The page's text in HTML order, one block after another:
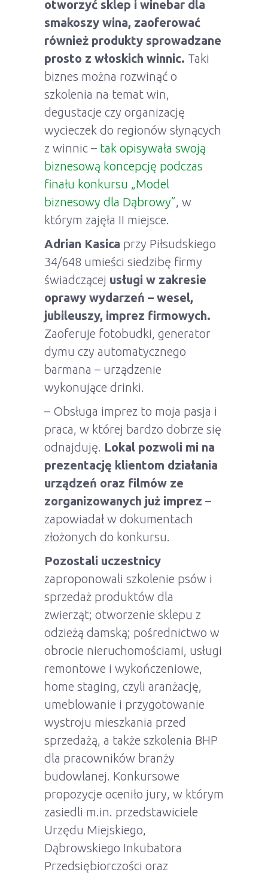
otworzyć sklep i winebar dla
smakoszy wina, zaoferować
również produkty sprowadzane
prosto z włoskich winnic. Taki
biznes można rozwinąć o
szkolenia na temat win,
degustacje czy organizację
wycieczek do regionów słynących
z winnic – tak opisywała swoją
biznesową koncepcję podczas
finału konkursu „Model
biznesowy dla Dąbrowy” , w
którym zajęła II miejsce.
Adrian Kasica przy Piłsudskiego
34/648 umieści siedzibę firmy
świadczącej usługi w zakresie
oprawy wydarzeń – wesel,
jubileuszy, imprez firmowych.
Zaoferuje fotobudki, generator
dymu czy automatycznego
barmana – urządzenie
wykonujące drinki.
– Obsługa imprez to moja pasja i
praca, w której bardzo dobrze się
odnajduję. Lokal pozwoli mi na
prezentację klientom działania
urządzeń oraz filmów ze
zorganizowanych już imprez –
zapowiadał w dokumentach
złożonych do konkursu.
Pozostali uczestnicy
zaproponowali szkolenie psów i
sprzedaż produktów dla
zwierząt; otworzenie sklepu z
odzieżą damską; pośrednictwo w
obrocie nieruchomościami, usługi
remontowe i wykończeniowe,
home staging, czyli aranżację,
umeblowanie i przygotowanie
wystroju mieszkania przed
sprzedażą, a także szkolenia BHP
dla pracowników branży
budowlanej. Konkursowe
propozycje oceniło jury, w którym
zasiedli m.in. przedstawiciele
Urzędu Miejskiego,
Dąbrowskiego Inkubatora
Przedsiębiorczości oraz